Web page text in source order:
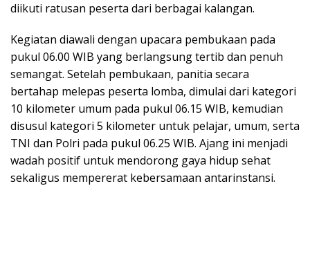
diikuti ratusan peserta dari berbagai kalangan.
Kegiatan diawali dengan upacara pembukaan pada
pukul 06.00 WIB yang berlangsung tertib dan penuh
semangat. Setelah pembukaan, panitia secara
bertahap melepas peserta lomba, dimulai dari kategori
10 kilometer umum pada pukul 06.15 WIB, kemudian
disusul kategori 5 kilometer untuk pelajar, umum, serta
TNI dan Polri pada pukul 06.25 WIB. Ajang ini menjadi
wadah positif untuk mendorong gaya hidup sehat
sekaligus mempererat kebersamaan antarinstansi.